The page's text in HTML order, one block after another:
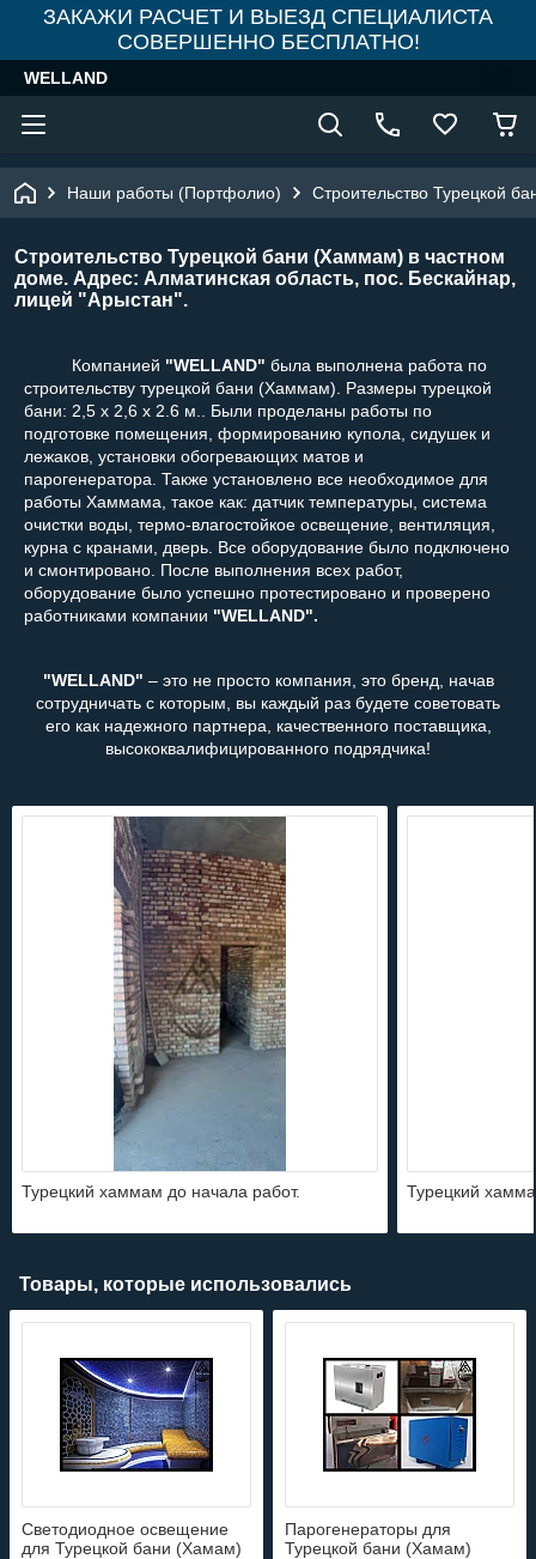
ЗАКАЖИ РАСЧЕТ И ВЫЕЗД СПЕЦИАЛИСТА
СОВЕРШЕННО БЕСПЛАТНО!
WELLAND
Наши работы (Портфолио) Строительство Турецкой
Строительство Турецкой бани (Хаммам) в частном
доме. Адрес: Алматинская область, пос. Бескайнар,
лицей "Арыстан".
Компанией "WELLAND" была выполнена работа по
строительству турецкой бани (Хаммам).
Размеры турецкой
бани: 2,5 х 2,6 x 2.6 м.. Были проделаны работы по
подготовке помещения, формированию купола, сидушек и
лежаков, установки обогревающих матов и
парогенератора. Также установлено все необходимое для
работы Хаммама, такое как: датчик температуры, система
очистки воды, термо-влагостойкое освещение, вентиляция,
курна с кранами, дверь. Все оборудование было подключено
и смонтировано. После выполнения всех работ,
оборудование было успешно протестировано и проверено
работниками компании "WELLAND".
"WELLAND" – это не просто компания, это бренд, начав
сотрудничать с которым, вы каждый раз будете советовать
его как надежного партнера, качественного поставщика,
высококвалифицированного подрядчика!
Турецкий хаммам до начала работ. Турецкий
Товары, которые использовались
Светодиодное освещение
для Турецкой бани (Хамам)
Парогенераторы для
Турецкой бани (Хамам)